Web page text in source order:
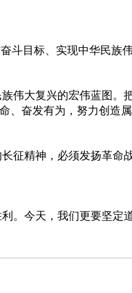
斗目标、实现中华民族
伟大复兴的宏伟蓝图。
奋发有为，努力创造
征精神，必须发扬革命
。今天，我们更要坚定